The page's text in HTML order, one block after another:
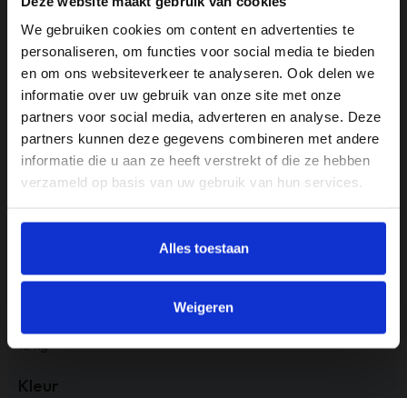
We gebruiken cookies om content en advertenties te
personaliseren, om functies voor social media te bieden
en om ons websiteverkeer te analyseren. Ook delen we
informatie over uw gebruik van onze site met onze
partners voor social media, adverteren en analyse. Deze
partners kunnen deze gegevens combineren met andere
informatie die u aan ze heeft verstrekt of die ze hebben
verzameld op basis van uw gebruik van hun services.
Alles toestaan
Weigeren
geschiedt op breimachines. Op een breisel zit meer rek en is
elastischer dan een weefsel dankzij de breisteek die wordt
gebruikt
Specificaties
Afmeting
Armleuninghoogte
60 cm
15 kg
Kleur